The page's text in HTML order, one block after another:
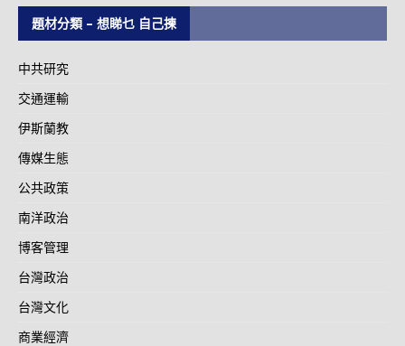
題材分類 – 想睇乜 自己揀
中共研究
交通運輸
伊斯蘭教
傳媒生態
公共政策
南洋政治
博客管理
台灣政治
台灣文化
商業經濟